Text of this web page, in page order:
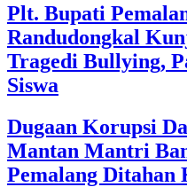
Plt. Bupati
Randudongkal
Tragedi Bullying,
Siswa
Dugaan Korupsi
Mantan Mantri
Pemalang Ditahan